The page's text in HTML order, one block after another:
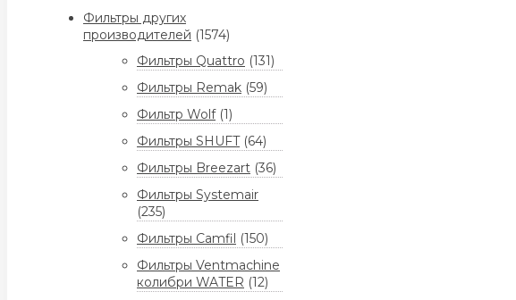
Фильтры других
производителей (1574)
Фильтры Quattro (131)
Фильтры Remak (59)
Фильтр Wolf (1)
Фильтры SHUFT (64)
Фильтры Breezart (36)
Фильтры Systemair
(235)
Фильтры Camfil (150)
Фильтры Ventmachine
колибри WATER (12)